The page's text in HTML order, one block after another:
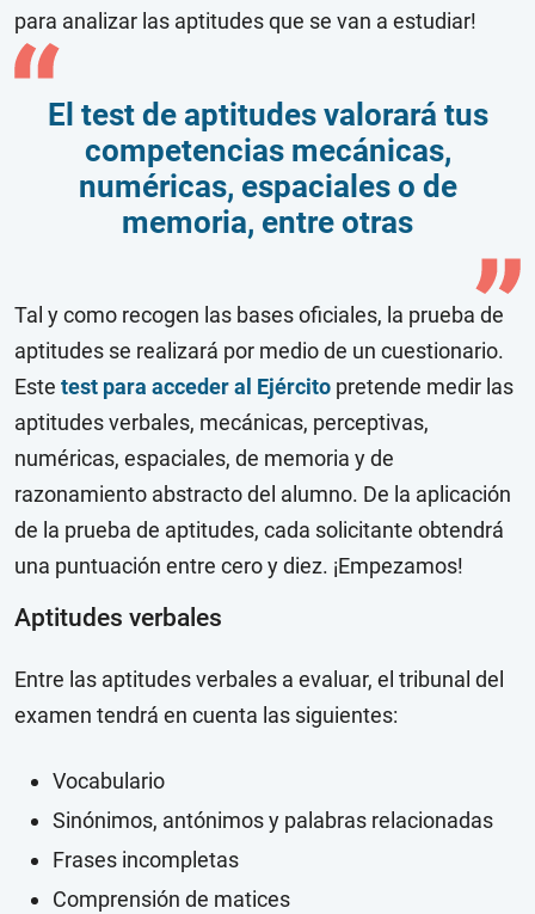
para analizar las aptitudes que se van a estudiar!
El test de aptitudes valorará tus
competencias mecánicas,
numéricas, espaciales o de
memoria, entre otras
Tal y como recogen las bases oficiales, la prueba de
aptitudes se realizará por medio de un cuestionario.
Este test para acceder al Ejército pretende medir las
aptitudes verbales, mecánicas, perceptivas,
numéricas, espaciales, de memoria y de
razonamiento abstracto del alumno. De la aplicación
de la prueba de aptitudes, cada solicitante obtendrá
una puntuación entre cero y diez. ¡Empezamos!
Aptitudes verbales
Entre las aptitudes verbales a evaluar, el tribunal del
examen tendrá en cuenta las siguientes:
Vocabulario
Sinónimos, antónimos y palabras relacionadas
Frases incompletas
Comprensión de matices